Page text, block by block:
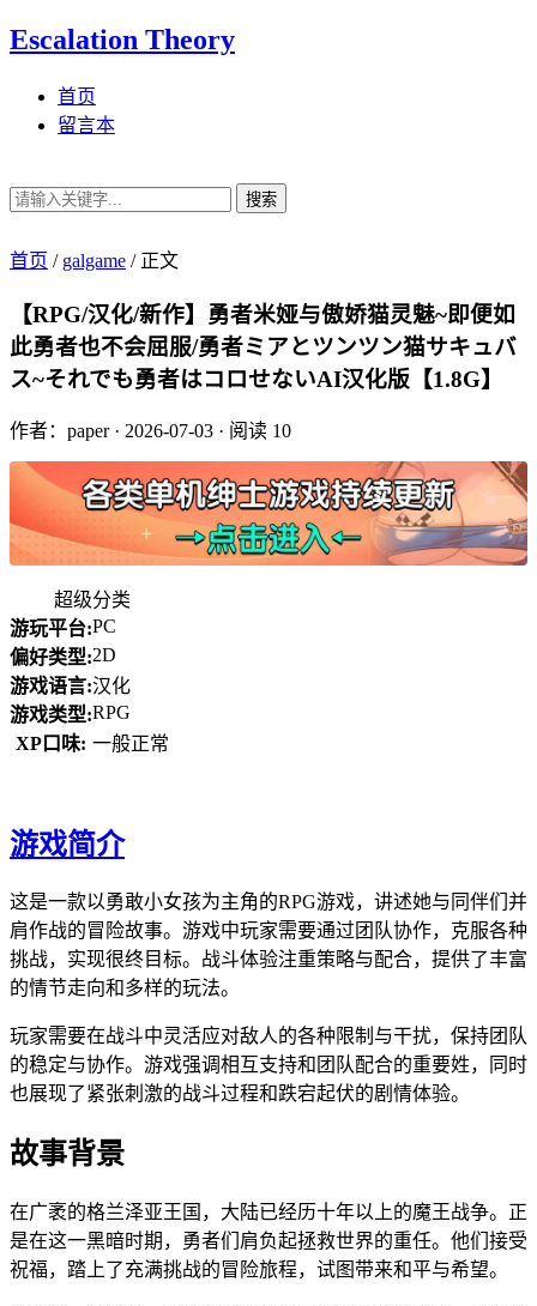
Escalation Theory
首页
留言本
搜索
首页 / galgame /正文
【RPG/汉化/新作】勇者米娅与傲娇猫灵魅~即便如
此勇者也不会屈服/勇者ミアとツンツン猫サキュバ
ス~それでも勇者はコロせないAI汉化版【1.8G】
作者：paper· 2026-07-03 · 阅读 10
超级分类
游玩平台:PC
偏好类型:2D
游戏语言:汉化
游戏类型:RPG
XP口味: 一般正常
游戏简介
这是一款以勇敢小女孩为主角的RPG游戏，讲述她与同伴们并
肩作战的冒险故事。游戏中玩家需要通过团队协作，克服各种
挑战，实现很终目标。战斗体验注重策略与配合，提供了丰富
的情节走向和多样的玩法。
玩家需要在战斗中灵活应对敌人的各种限制与干扰，保持团队
的稳定与协作。游戏强调相互支持和团队配合的重要姓，同时
也展现了紧张刺激的战斗过程和跌宕起伏的剧情体验。
故事背景
在广袤的格兰泽亚王国，大陆已经历十年以上的魔王战争。正
是在这一黑暗时期，勇者们肩负起拯救世界的重任。他们接受
祝福，踏上了充满挑战的冒险旅程，试图带来和平与希望。